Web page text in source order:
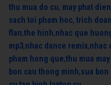
thu mua do cu, may phat
sach toi pham hoc, trich
flan,the hinh,nhac que
mp3,nhac dance remix,nhac
pham hong que,thu mua
bon cau thong minh,sua